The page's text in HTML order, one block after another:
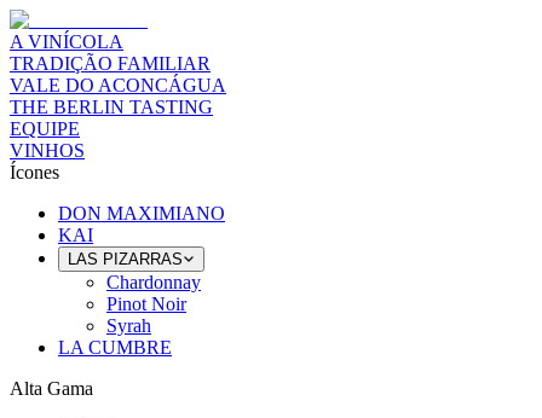
A VINÍCOLA
TRADIÇÃO FAMILIAR
VALE DO ACONCÁGUA
THE BERLIN TASTING
EQUIPE
VINHOS
Ícones
DON MAXIMIANO
KAI
LAS PIZARRAS
Chardonnay
Pinot Noir
Syrah
LA CUMBRE
Alta Gama